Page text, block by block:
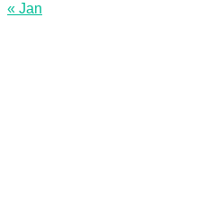
« Jan